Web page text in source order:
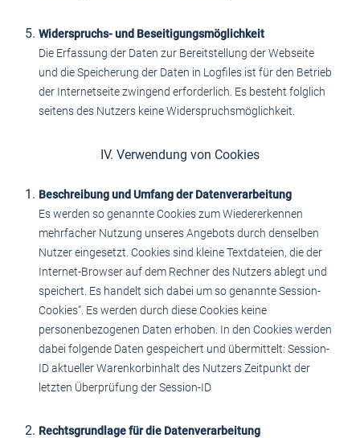
Widerspruchs- und Beseitigungsmöglichkeit
Die Erfassung der Daten zur Bereitstellung der Webseite
und die Speicherung der Daten in Logfiles ist für den Betrieb
der Internetseite zwingend erforderlich. Es besteht folglich
seitens des Nutzers keine Widerspruchsmöglichkeit.
IV. Verwendung von Cookies
Beschreibung und Umfang der Datenverarbeitung
Es werden so genannte Cookies zum Wiedererkennen
mehrfacher Nutzung unseres Angebots durch denselben
Nutzer eingesetzt. Cookies sind kleine Textdateien, die der
Internet-Browser auf dem Rechner des Nutzers ablegt und
speichert. Es handelt sich dabei um so genannte Session-
Cookies“. Es werden durch diese Cookies keine
personenbezogenen Daten erhoben. In den Cookies werden
dabei folgende Daten gespeichert und übermittelt: Session-
ID aktueller Warenkorbinhalt des Nutzers Zeitpunkt der
letzten Überprüfung der Session-ID
Rechtsgrundlage für die Datenverarbeitung